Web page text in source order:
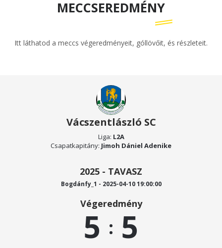
MECCSEREDMÉNY
Itt láthatod a meccs végeredményeit, góllövőit, és részleteit.
Vácszentlászló SC
Liga: L2A
Csapatkapitány: Jimoh Dániel Adenike
2025 - TAVASZ
Bogdánfy_1 - 2025-04-10 19:00:00
Végeredmény
5 : 5